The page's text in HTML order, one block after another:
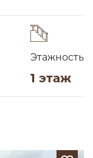
Этажность
1 этаж